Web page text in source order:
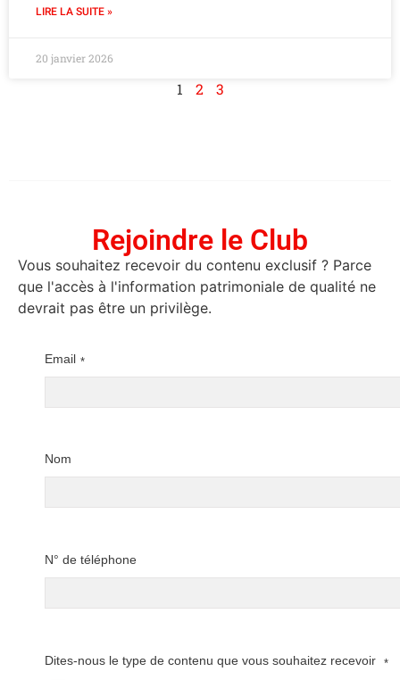
LIRE LA SUITE »
20 janvier 2026
1 2 3
Rejoindre le Club
Vous souhaitez recevoir du contenu exclusif ? Parce
que l'accès à l'information patrimoniale de qualité ne
devrait pas être un privilège.
Email *
Nom
N° de téléphone
Dites-nous le type de contenu que vous souhaitez recevoir *